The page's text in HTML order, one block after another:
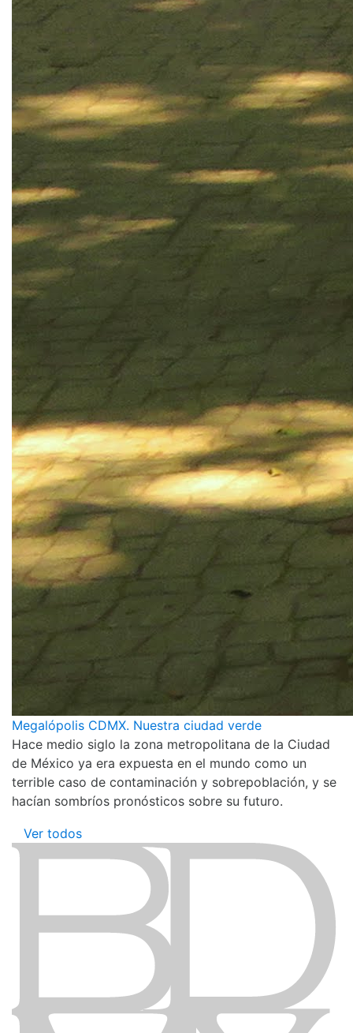
Megalópolis CDMX. Nuestra ciudad verde
Hace medio siglo la zona metropolitana de la Ciudad
de México ya era expuesta en el mundo como un
terrible caso de contaminación y sobrepoblación, y se
hacían sombríos pronósticos sobre su futuro.
Ver todos